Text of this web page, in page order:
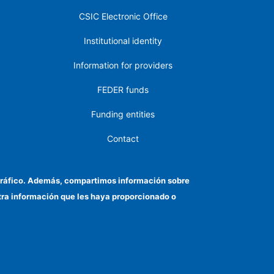
CSIC Electronic Office
Institutional identity
Information for providers
FEDER funds
Funding entities
Contact
Además, compartimos información sobre
información que les haya proporcionado o